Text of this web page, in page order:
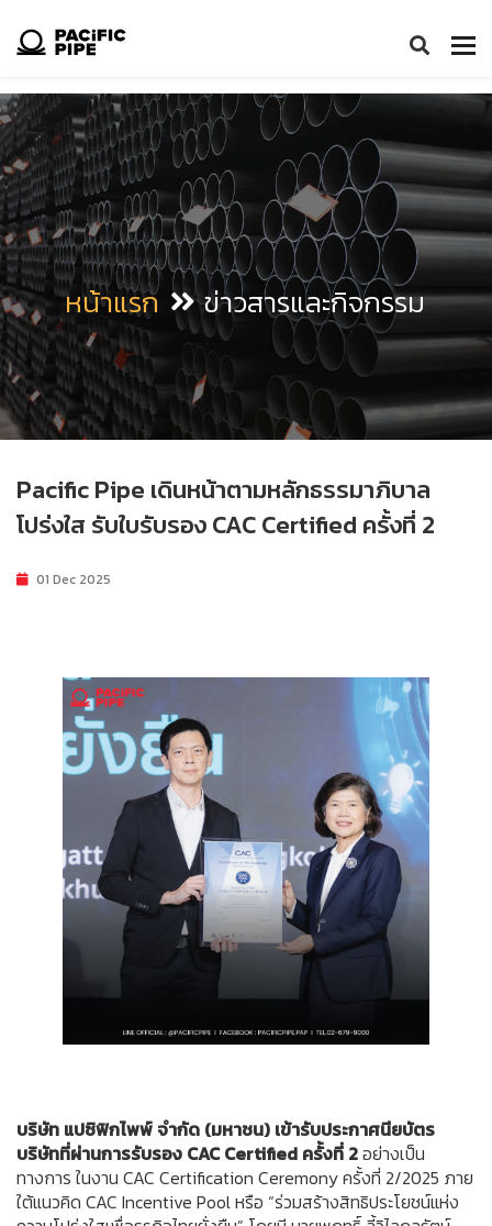
หน้าแรก ข่าวสารและกิจกรรม
Pacific Pipe เดินหน้าตามหลักธรรมาภิบาล
โปร่งใส รับใบรับรอง CAC Certified ครั้งที่ 2
01 Dec 2025
บริษัท แปซิฟิกไพพ์ จำกัด (มหาชน) เข้ารับประกาศนียบัตร
บริษัทที่ผ่านการรับรอง CAC Certified ครั้งที่ 2อย่างเป็น
ทางการ ในงาน CAC Certification Ceremony ครั้งที่ 2/2025 ภาย
ใต้แนวคิด CAC Incentive Pool หรือ “ร่วมสร้างสิทธิประโยชน์แห่ง